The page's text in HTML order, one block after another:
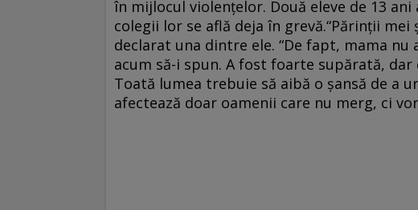
în mijlocul violenţelor. Două eleve de 13
colegii lor se află deja în grevă.“Părinţii
declarat una dintre ele. “De fapt, mama
acum să-i spun. A fost foarte supărată,
Toată lumea trebuie să aibă o şansă de a
afectează doar oamenii care nu merg, ci